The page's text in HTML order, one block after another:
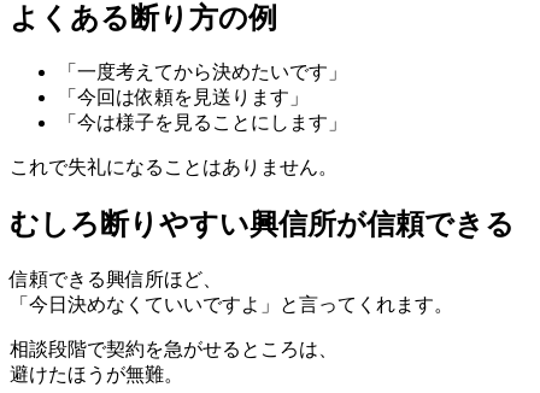
よくある断り方の例
「一度考えてから決めたいです」
「今回は依頼を見送ります」
「今は様子を見ることにします」
これで失礼になることはありません。
むしろ断りやすい興信所が信頼できる
信頼できる興信所ほど、
「今日決めなくていいですよ」と言ってくれます。
相談段階で契約を急がせるところは、
避けたほうが無難。